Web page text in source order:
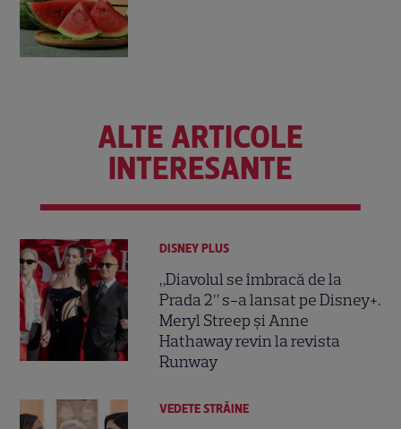
ALTE ARTICOLE
INTERESANTE
DISNEY PLUS
„Diavolul se îmbracă de la
Prada 2” s-a lansat pe Disney+.
Meryl Streep și Anne
Hathaway revin la revista
Runway
VEDETE STRĂINE